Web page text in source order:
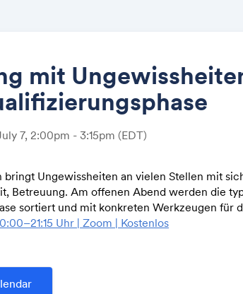
mit
7, 2:00pm - 3:15pm (EDT)
bringt Ungewissheiten an vielen Stellen mit
Betreuung. Am offenen Abend werden die
sortiert und mit konkreten Werkzeugen für
Uhr | Zoom | Kostenlos
Link: